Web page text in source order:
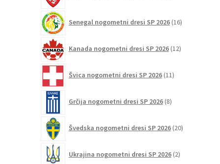
Senegal nogometni dresi SP 2026 16izdelkov
Kanada nogometni dresi SP 2026 12izdelkov
Švica nogometni dresi SP 2026 11izdelkov
Grčija nogometni dresi SP 2026 8izdelkov
Švedska nogometni dresi SP 2026 20izdelkov
Ukrajina nogometni dresi SP 2026 2izdelka